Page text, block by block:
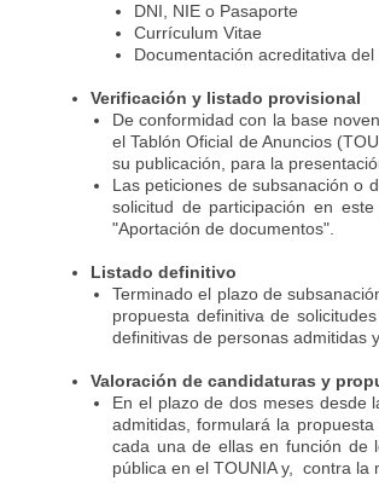
DNI, NIE o Pasaporte
Currículum Vitae
Documentación acreditativa
Verificación y listado provisional
De conformidad con la base
el Tablón Oficial de Anuncios
su publicación, para la
Las peticiones de subsanación o
solicitud de participación en
"Aportación de documentos".
Listado definitivo
Terminado el plazo de
propuesta definitiva de
definitivas de personas admitidas
Valoración de candidaturas y
En el plazo de dos meses desde
admitidas, formulará la propuesta
cada una de ellas en función de
pública en el TOUNIA y, contra la